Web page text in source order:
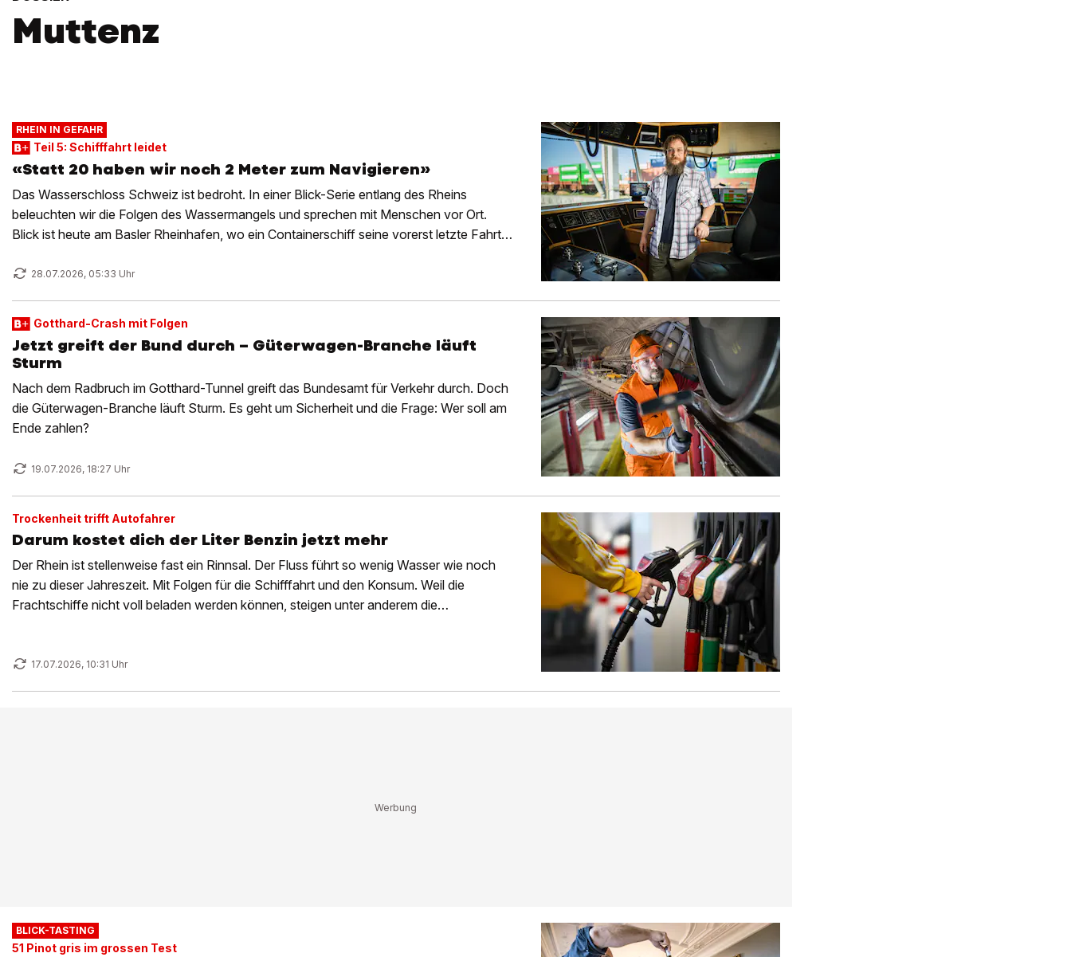
Muttenz
RHEIN IN GEFAHR
Teil 5: Schifffahrt leidet
«Statt 20 haben wir noch 2 Meter zum Navigieren»
Das Wasserschloss Schweiz ist bedroht. In einer Blick-Serie entlang des Rheins
beleuchten wir die Folgen des Wassermangels und sprechen mit Menschen vor Ort.
Blick ist heute am Basler Rheinhafen, wo ein Containerschiff seine vorerst letzte Fahrt
28.07.2026, 05:33 Uhr
Gotthard-Crash mit Folgen
Jetzt greift der Bund durch – Güterwagen-Branche läuft
Sturm
Nach dem Radbruch im Gotthard-Tunnel greift das Bundesamt für Verkehr durch. Doch
die Güterwagen-Branche läuft Sturm. Es geht um Sicherheit und die Frage: Wer soll am
Ende zahlen?
19.07.2026, 18:27 Uhr
Trockenheit trifft Autofahrer
Darum kostet dich der Liter Benzin jetzt mehr
Der Rhein ist stellenweise fast ein Rinnsal. Der Fluss führt so wenig Wasser wie noch
nie zu dieser Jahreszeit. Mit Folgen für die Schifffahrt und den Konsum. Weil die
Frachtschiffe nicht voll beladen werden können, steigen unter anderem die
17.07.2026, 10:31 Uhr
BLICK-TASTING
51 Pinot gris im grossen Test